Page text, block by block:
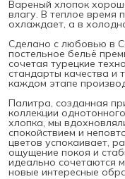
Вареный хлопок
влагу. В теплое время
охлаждает, а в
Сделано с любовью в
постельное бельё
сочетая турецкие
стандарты качества и
каждом этапе
Палитра, созданная
коллекции
хлопка, мы
спокойствием и
цветов успокаивает,
ощущение покоя и
идеально сочетаются
новые интересные